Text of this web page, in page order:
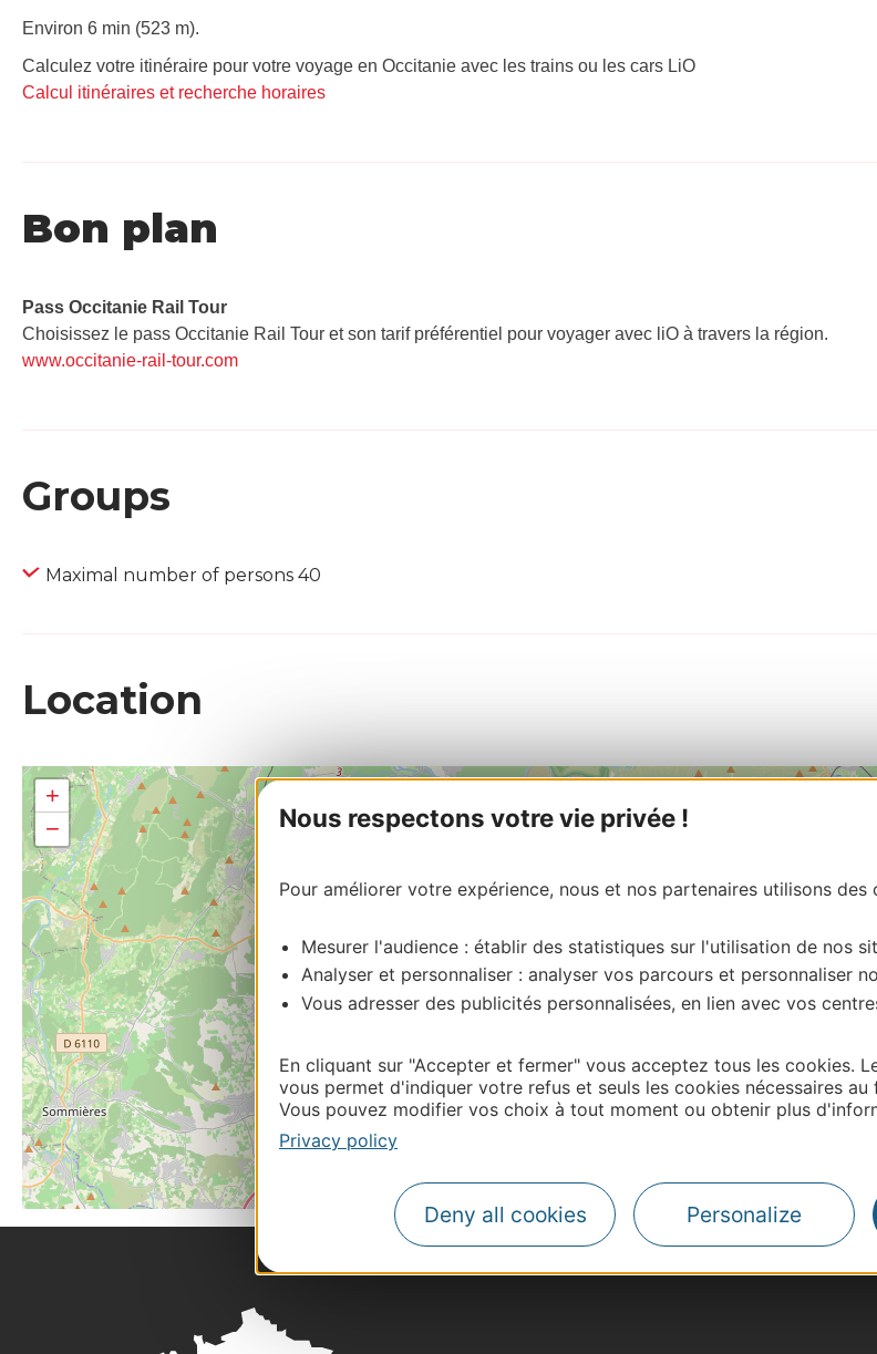
Nous respectons votre vie privée !
Pour améliorer votre expérience, nous et nos partenaires utilisons des
Mesurer l'audience : établir des statistiques sur l'utilisation de nos
Analyser et personnaliser : analyser vos parcours et personnaliser
Vous adresser des publicités personnalisées, en lien avec vos
En cliquant sur "Accepter et fermer" vous acceptez tous les cookies.
vous permet d'indiquer votre refus et seuls les cookies nécessaires
Vous pouvez modifier vos choix à tout moment ou obtenir plus
Privacy policy
Deny all cookies Personalize
Environ 6 min (523 m).
Calculez votre itinéraire pour votre voyage en Occitanie avec les trains ou les cars LiO
Calcul itinéraires et recherche horaires
Bon plan
Pass Occitanie Rail Tour​
Choisissez le pass Occitanie Rail Tour et son tarif préférentiel pour voyager avec liO à travers la région.
www.occitanie-rail-tour.com
Groups
Maximal number of persons 40
Location
+
−